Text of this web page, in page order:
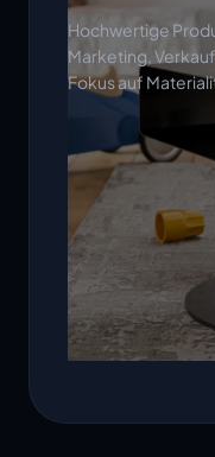
Hochwertige
Marketing,
Fokus auf